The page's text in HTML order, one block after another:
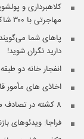
کلاهبرداری و
مهاجرتی با ۳۰۰ شاکی رو شد
دارید نگران شوید!
انفجار خانه دو
اخاذی های مأمور
۸ کشته در تصادف مرگبار
فراجا: ویدئوهای